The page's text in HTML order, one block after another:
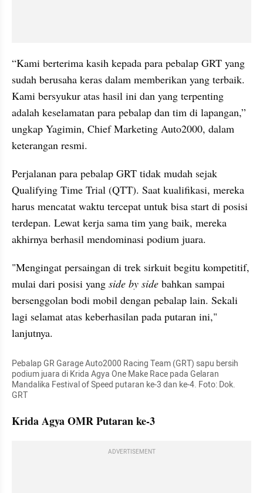
“Kami berterima kasih kepada para pebalap GRT yang
sudah berusaha keras dalam memberikan yang terbaik.
Kami bersyukur atas hasil ini dan yang terpenting
adalah keselamatan para pebalap dan tim di lapangan,”
ungkap Yagimin, Chief Marketing Auto2000, dalam
keterangan resmi.
Perjalanan para pebalap GRT tidak mudah sejak
Qualifying Time Trial (QTT). Saat kualifikasi, mereka
harus mencatat waktu tercepat untuk bisa start di posisi
terdepan. Lewat kerja sama tim yang baik, mereka
akhirnya berhasil mendominasi podium juara.
"Mengingat persaingan di trek sirkuit begitu kompetitif,
mulai dari posisi yang side by side bahkan sampai
bersenggolan bodi mobil dengan pebalap lain. Sekali
lagi selamat atas keberhasilan pada putaran ini,"
lanjutnya.
Pebalap GR Garage Auto2000 Racing Team (GRT) sapu bersih
podium juara di Krida Agya One Make Race pada Gelaran
Mandalika Festival of Speed putaran ke-3 dan ke-4. Foto: Dok.
GRT
Krida Agya OMR Putaran ke-3
ADVERTISEMENT